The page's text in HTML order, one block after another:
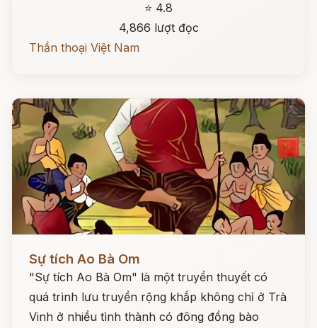
⭐ 4.8
4,866 lượt đọc
Thần thoại Việt Nam
Sự tích Ao Bà Om
"Sự tích Ao Bà Om" là một truyền thuyết có
quá trình lưu truyền rộng khắp không chỉ ở Trà
Vinh ở nhiều tình thành có đông đồng bào